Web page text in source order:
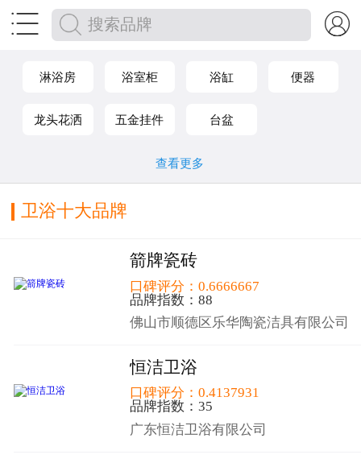
 
淋浴房 浴室柜 浴缸 便器
龙头花洒 五金挂件 台盆
查看更多
卫浴十大品牌
箭牌瓷砖
口碑评分：0.6666667
品牌指数：88
佛山市顺德区乐华陶瓷洁具有限公司
恒洁卫浴
口碑评分：0.4137931
品牌指数：35
广东恒洁卫浴有限公司